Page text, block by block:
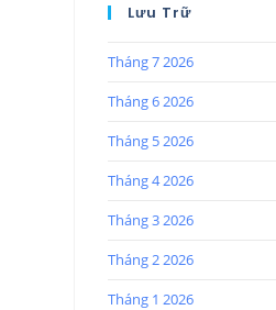
Lưu Trữ
Tháng 7 2026
Tháng 6 2026
Tháng 5 2026
Tháng 4 2026
Tháng 3 2026
Tháng 2 2026
Tháng 1 2026